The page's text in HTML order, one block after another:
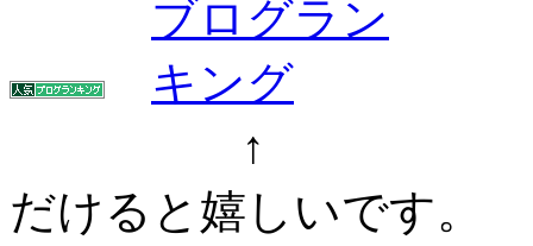
↑ ↑ クリ
だけると嬉しいです。